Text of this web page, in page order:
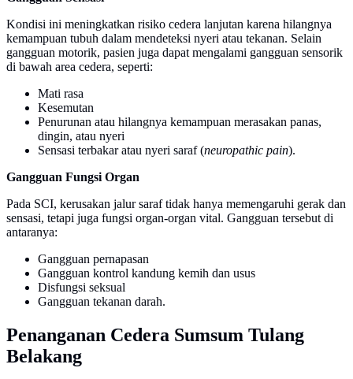
Kondisi ini meningkatkan risiko cedera lanjutan karena hilangnya
kemampuan tubuh dalam mendeteksi nyeri atau tekanan. Selain
gangguan motorik, pasien juga dapat mengalami gangguan sensorik
di bawah area cedera, seperti:
Mati rasa
Kesemutan
Penurunan atau hilangnya kemampuan merasakan panas,
dingin, atau nyeri
Sensasi terbakar atau nyeri saraf (neuropathic pain).
Gangguan Fungsi Organ
Pada SCI, kerusakan jalur saraf tidak hanya memengaruhi gerak dan
sensasi, tetapi juga fungsi organ-organ vital. Gangguan tersebut di
antaranya:
Gangguan pernapasan
Gangguan kontrol kandung kemih dan usus
Disfungsi seksual
Gangguan tekanan darah.
Penanganan Cedera Sumsum Tulang
Belakang